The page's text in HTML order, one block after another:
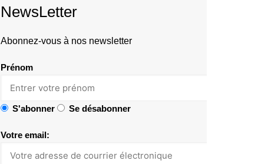
NewsLetter
Abonnez-vous à nos newsletter
Prénom
S'abonner Se désabonner
Votre email: